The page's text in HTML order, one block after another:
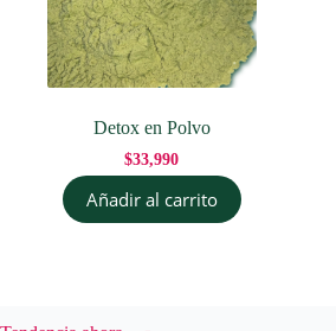
Detox en Polvo
$33,990
Añadir al carrito